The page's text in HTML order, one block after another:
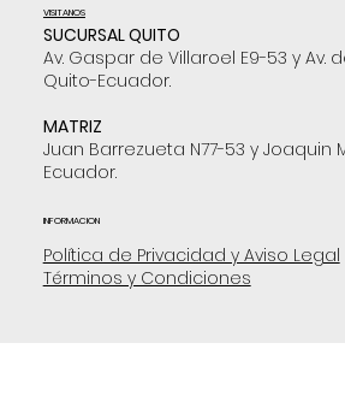
VISITANOS
SUCURSAL QUITO
Av. Gaspar de Villaroel E9-53 y Av.
Quito-Ecuador.
MATRIZ
Juan Barrezueta N77-53 y Joaquin
Ecuador.
INFORMACION
Política de Privacidad y Aviso Legal
Términos y Condiciones